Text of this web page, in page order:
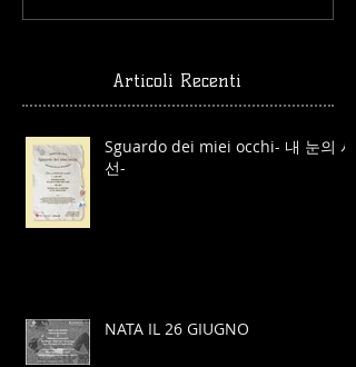
Articoli Recenti
Sguardo dei miei occhi- 내 눈의 시
선-
NATA IL 26 GIUGNO